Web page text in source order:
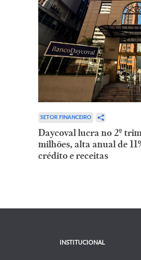
SETOR FINANCEIRO
Daycoval lucra no 2º
milhões, alta anual de
crédito e receitas
INSTITUCIONAL